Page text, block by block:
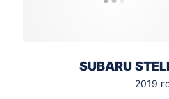
SUBARU
2019